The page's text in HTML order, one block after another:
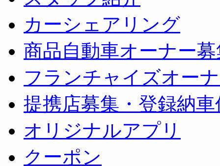
カーシェアリング
商品自動車オーナー
フランチャイズオー
提携店募集・登録納
オリジナルアプリ
クーポン